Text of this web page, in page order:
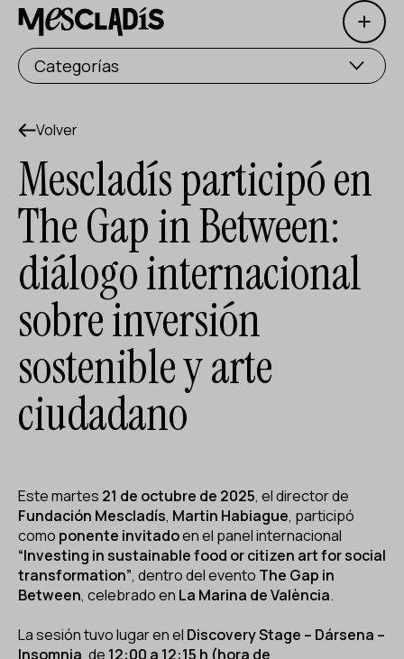
Open
Productora social
Productora de experiencias
Productora de empleo
Productora de conocimiento
Productora cultural
Agenda
Nuestros talleres
Blog
Contacto
ES CA EN
Categorías
Volver
Mescladís participó en
The Gap in Between:
diálogo internacional
sobre inversión
sostenible y arte
ciudadano
Este martes 21 de octubre de 2025, el director de
Fundación Mescladís, Martin Habiague, participó
como ponente invitadoen el panel internacional
“Investing in sustainable food or citizen art for social
transformation”, dentro del evento The Gap in
Between, celebrado en La Marina de València.
La sesión tuvo lugar en el Discovery Stage – Dársena –
Insomnia, de 12:00 a 12:15 h (hora de